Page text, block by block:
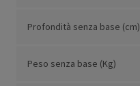
Profondità senza base (cm)
Peso senza base (Kg)